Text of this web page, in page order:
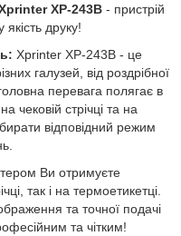
XP-243B - пристрій
якість друку!
Xprinter XP-243B - це
галузей, від роздрібної
перевага полягає в
чековій стрічці та на
відповідний режим
Ви отримуєте
так і на термоетикетці.
та точної подачі
та чітким!